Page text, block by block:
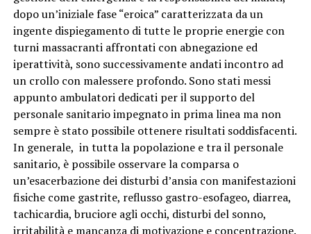
dopo un’iniziale fase “eroica” caratterizzata da un
ingente dispiegamento di tutte le proprie energie con
turni massacranti affrontati con abnegazione ed
iperattività, sono successivamente andati incontro ad
un crollo con malessere profondo. Sono stati messi
appunto ambulatori dedicati per il supporto del
personale sanitario impegnato in prima linea ma non
sempre è stato possibile ottenere risultati soddisfacenti.
In generale, in tutta la popolazione e tra il personale
sanitario, è possibile osservare la comparsa o
un’esacerbazione dei disturbi d’ansia con manifestazioni
fisiche come gastrite, reflusso gastro-esofageo, diarrea,
tachicardia, bruciore agli occhi, disturbi del sonno,
irritabilità e mancanza di motivazione e concentrazione.